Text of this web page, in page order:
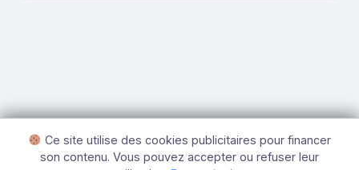
Ce site utilise des cookies publicitaires pour financer
son contenu. Vous pouvez accepter ou refuser leur